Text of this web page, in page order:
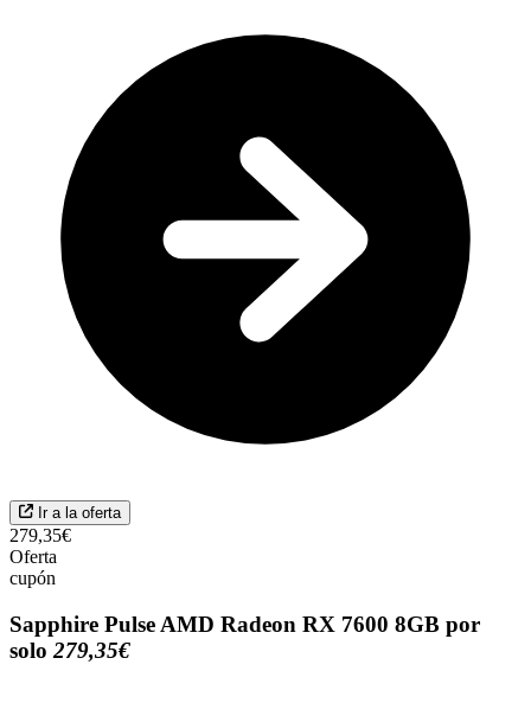
Ir a la oferta
279,35€
Oferta
cupón
Sapphire Pulse AMD Radeon RX 7600 8GB por
solo 279,35€